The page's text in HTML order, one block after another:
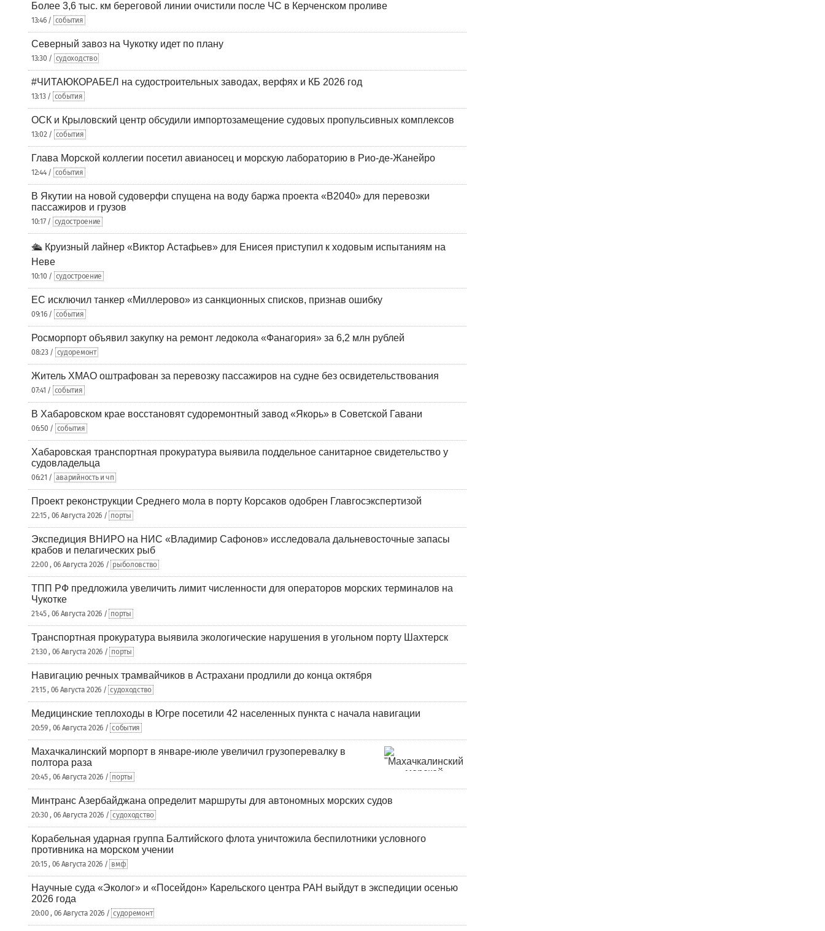
Более 3,6 тыс. км береговой линии очистили после ЧС в Керченском проливе
13:46 / события
Северный завоз на Чукотку идет по плану
13:30 / судоходство
#ЧИТАЮКОРАБЕЛ на судостроительных заводах, верфях и КБ 2026 год
13:13 / события
ОСК и Крыловский центр обсудили импортозамещение судовых пропульсивных комплексов
13:02 / события
Глава Морской коллегии посетил авианосец и морскую лабораторию в Рио-де-Жанейро
12:44 / события
В Якутии на новой судоверфи спущена на воду баржа проекта «В2040» для перевозки
пассажиров и грузов
10:17 / судостроение
🛳️ Круизный лайнер «Виктор Астафьев» для Енисея приступил к ходовым испытаниям на
Неве
10:10 / судостроение
ЕС исключил танкер «Миллерово» из санкционных списков, признав ошибку
09:16 / события
Росморпорт объявил закупку на ремонт ледокола «Фанагория» за 6,2 млн рублей
08:23 / судоремонт
Житель ХМАО оштрафован за перевозку пассажиров на судне без освидетельствования
07:41 / события
В Хабаровском крае восстановят судоремонтный завод «Якорь» в Советской Гавани
06:50 / события
Хабаровская транспортная прокуратура выявила поддельное санитарное свидетельство у
судовладельца
06:21 / аварийность и чп
Проект реконструкции Среднего мола в порту Корсаков одобрен Главгосэкспертизой
22:15 , 06 Августа 2026 / порты
Экспедиция ВНИРО на НИС «Владимир Сафонов» исследовала дальневосточные запасы
крабов и пелагических рыб
22:00 , 06 Августа 2026 / рыболовство
ТПП РФ предложила увеличить лимит численности для операторов морских терминалов на
Чукотке
21:45 , 06 Августа 2026 / порты
Транспортная прокуратура выявила экологические нарушения в угольном порту Шахтерск
21:30 , 06 Августа 2026 / порты
Навигацию речных трамвайчиков в Астрахани продлили до конца октября
21:15 , 06 Августа 2026 / судоходство
Медицинские теплоходы в Югре посетили 42 населенных пункта с начала навигации
20:59 , 06 Августа 2026 / события
Махачкалинский морпорт в январе-июле увеличил грузоперевалку в
полтора раза
20:45 , 06 Августа 2026 / порты
Минтранс Азербайджана определит маршруты для автономных морских судов
20:30 , 06 Августа 2026 / судоходство
Корабельная ударная группа Балтийского флота уничтожила беспилотники условного
противника на морском учении
20:15 , 06 Августа 2026 / вмф
Научные суда «Эколог» и «Посейдон» Карельского центра РАН выйдут в экспедиции осенью
2026 года
20:00 , 06 Августа 2026 / судоремонт